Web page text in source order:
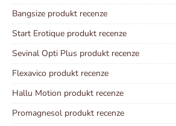
Bangsize produkt recenze
Start Erotique produkt recenze
Sevinal Opti Plus produkt recenze
Flexavico produkt recenze
Hallu Motion produkt recenze
Promagnesol produkt recenze